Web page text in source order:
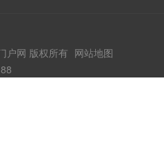
户网 版权所有 网站地图